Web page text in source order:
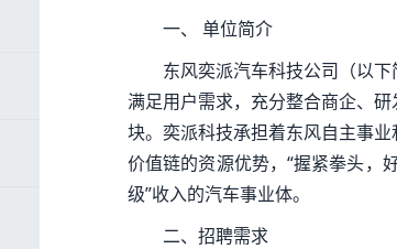
一、 单位简介
东风奕派汽车科技公司（以
满足用户需求，充分整合商企、
块。奕派科技承担着东风自主事
价值链的资源优势，“握紧拳头，
级”收入的汽车事业体。
二、招聘需求